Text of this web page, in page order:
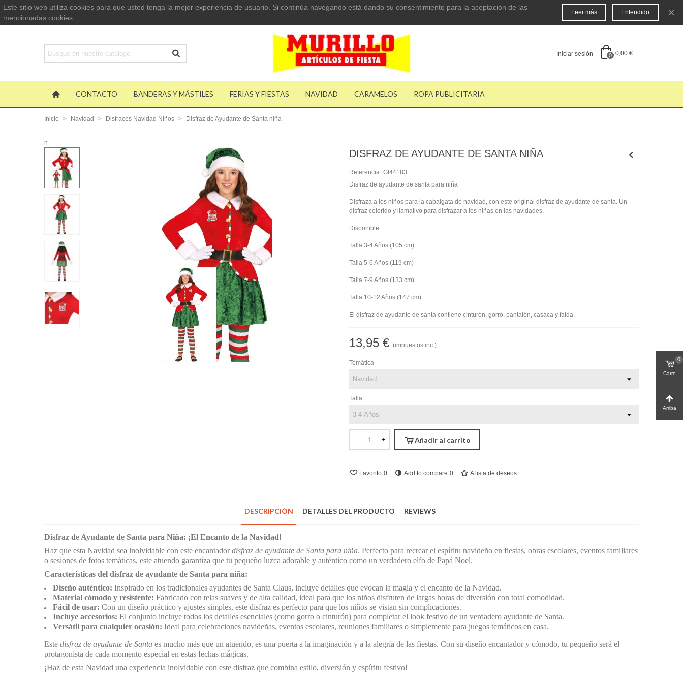
Este sitio web utiliza cookies para que usted tenga la mejor experiencia de usuario. Si continúa navegando está dando su consentimiento para la aceptación de las
mencionadas cookies.
Leer más Entendido ×
Iniciar sesión 0 0,00 €
CONTACTO BANDERAS Y MÁSTILES FERIAS Y FIESTAS NAVIDAD CARAMELOS ROPA PUBLICITARIA
Inicio > Navidad > Disfraces Navidad Niños > Disfraz de Ayudante de Santa niña
n
DISFRAZ DE AYUDANTE DE SANTA NIÑA
Referencia: GI44183
Disfraz de ayudante de santa para niña
Disfraza a los niños para la cabalgata de navidad, con este original disfraz de ayudante de santa. Un
disfraz colorido y llamativo para disfrazar a los niñas en las navidades.
Disponible
Talla 3-4 Años (105 cm)
Talla 5-6 Años (119 cm)
Talla 7-9 Años (133 cm)
Talla 10-12 Años (147 cm)
El disfraz de ayudante de santa contiene cinturón, gorro, pantalón, casaca y falda.
13,95 € (impuestos inc.)
Temática
Talla
- + Añadir al carrito
Favorito 0 Add to compare 0 A lista de deseos
DESCRIPCIÓN DETALLES DEL PRODUCTO REVIEWS
Disfraz de Ayudante de Santa para Niña: ¡El Encanto de la Navidad!
Haz que esta Navidad sea inolvidable con este encantadordisfraz de ayudante de Santa para niña. Perfecto para recrear el espíritu navideño en fiestas, obras escolares, eventos familiares
o sesiones de fotos temáticas, este atuendo garantiza que tu pequeño luzca adorable y auténtico como un verdadero elfo de Papá Noel.
Características del disfraz de ayudante de Santa para niña:
Diseño auténtico: Inspirado en los tradicionales ayudantes de Santa Claus, incluye detalles que evocan la magia y el encanto de la Navidad.
Material cómodo y resistente: Fabricado con telas suaves y de alta calidad, ideal para que los niños disfruten de largas horas de diversión con total comodidad.
Fácil de usar: Con un diseño práctico y ajustes simples, este disfraz es perfecto para que los niños se vistan sin complicaciones.
Incluye accesorios: El conjunto incluye todos los detalles esenciales (como gorro o cinturón) para completar el look festivo de un verdadero ayudante de Santa.
Versátil para cualquier ocasión: Ideal para celebraciones navideñas, eventos escolares, reuniones familiares o simplemente para juegos temáticos en casa.
Este disfraz de ayudante de Santa es mucho más que un atuendo, es una puerta a la imaginación y a la alegría de las fiestas. Con su diseño encantador y cómodo, tu pequeño será el
protagonista de cada momento especial en estas fechas mágicas.
¡Haz de esta Navidad una experiencia inolvidable con este disfraz que combina estilo, diversión y espíritu festivo!
Carro
0
Arriba